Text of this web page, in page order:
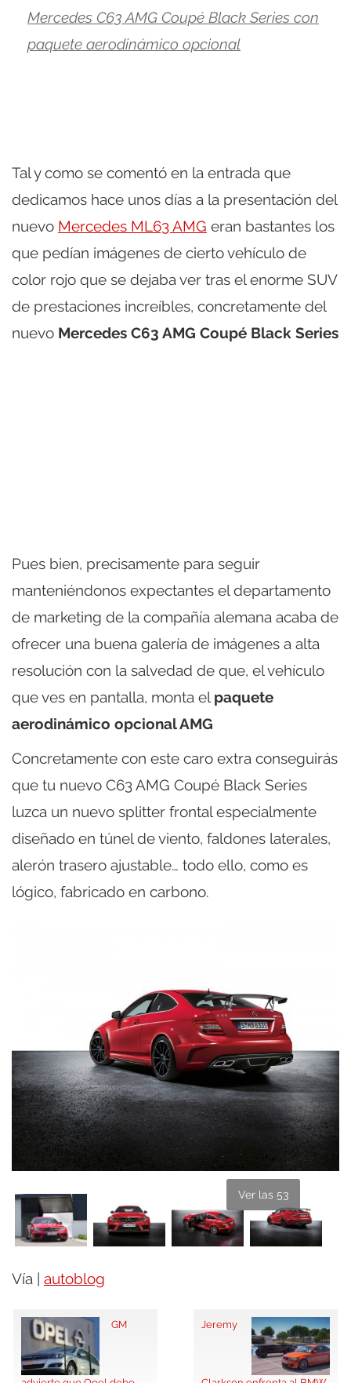
Mercedes C63 AMG Coupé Black Series con
paquete aerodinámico opcional
Tal y como se comentó en la entrada que
dedicamos hace unos días a la presentación del
nuevo Mercedes ML63 AMG eran bastantes los
que pedían imágenes de cierto vehículo de
color rojo que se dejaba ver tras el enorme SUV
de prestaciones increíbles, concretamente del
nuevo Mercedes C63 AMG Coupé Black Series
Pues bien, precisamente para seguir
manteniéndonos expectantes el departamento
de marketing de la compañía alemana acaba de
ofrecer una buena galería de imágenes a alta
resolución con la salvedad de que, el vehículo
que ves en pantalla, monta el paquete
aerodinámico opcional AMG
Concretamente con este caro extra conseguirás
que tu nuevo C63 AMG Coupé Black Series
luzca un nuevo splitter frontal especialmente
diseñado en túnel de viento, faldones laterales,
alerón trasero ajustable… todo ello, como es
lógico, fabricado en carbono.
Ver las 53
Vía | autoblog
GM Jeremy